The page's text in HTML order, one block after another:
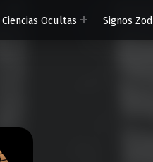
Ciencias Ocultas Signos